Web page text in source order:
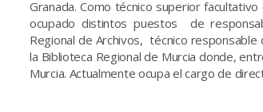
Granada. Como técnico superior
ocupado distintos puestos de
Regional de Archivos, técnico
la Biblioteca Regional de Murcia donde,
Murcia. Actualmente ocupa el cargo de